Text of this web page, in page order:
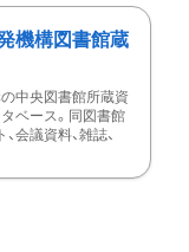
機構図書館蔵
中央図書館所蔵資
ベース。同図書館
会議資料、雑誌、